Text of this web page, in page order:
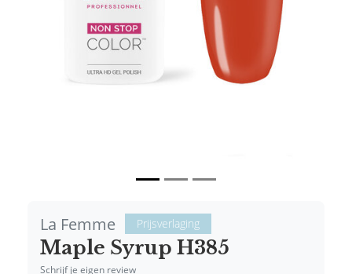
La Femme Prijsverlaging
Maple Syrup H385
Schrijf je eigen review